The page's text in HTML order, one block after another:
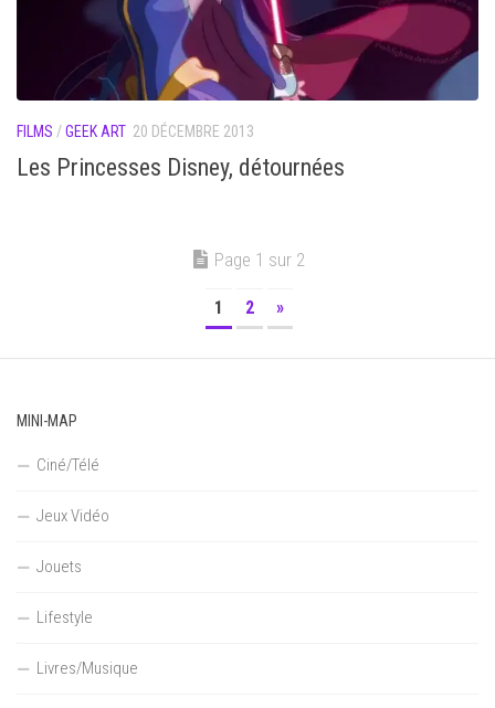
FILMS /GEEK ART 20 DÉCEMBRE 2013
Les Princesses Disney, détournées
Page 1 sur 2
1 2 »
MINI-MAP
Ciné/Télé
Jeux Vidéo
Jouets
Lifestyle
Livres/Musique